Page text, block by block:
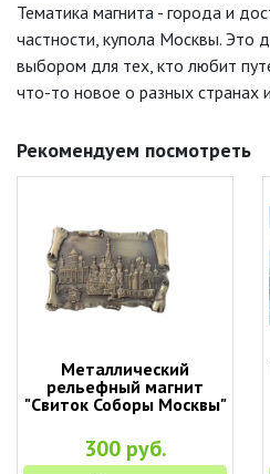
Тематика магнита - города и
частности, купола Москвы. Это
выбором для тех, кто любит
что-то новое о разных странах
Рекомендуем посмотреть
Металлический
рельефный магнит
"Свиток Соборы Москвы"
300 руб.